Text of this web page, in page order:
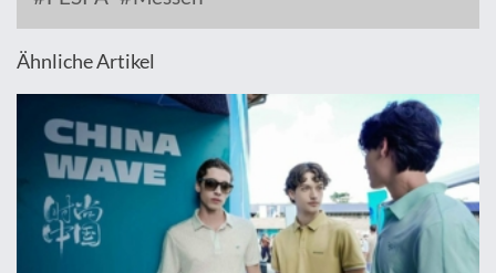
Ähnliche Artikel